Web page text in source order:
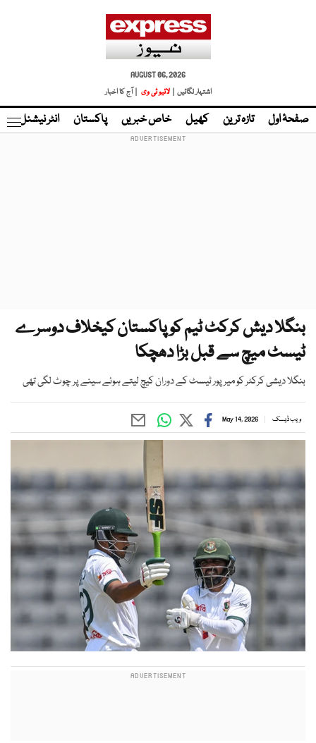
AUGUST 06, 2026
اشتہار لگائیں |
لائیو ٹی وی | آج کا اخبار
صفحۂ اول تازہ ترین کھیل خاص خبریں پاکستان انٹر نیشنل
بنگلا دیش کرکٹ ٹیم کو پاکستان کیخلاف دوسرے
ٹیسٹ میچ سے قبل بڑا دھچکا
بنگلا دیشی کرکٹر کو میرپور ٹیسٹ کے دوران کیچ لیتے ہوئے سینے پر چوٹ لگی تھی
ویب ڈیسک May 14, 2026